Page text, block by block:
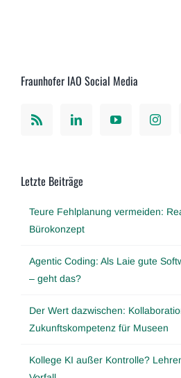
Fraunhofer IAO Social Media
Letzte Beiträge
Teure Fehlplanung vermeiden:
Bürokonzept
Agentic Coding: Als Laie gute
– geht das?
Der Wert dazwischen:
Zukunftskompetenz für Museen
Kollege KI außer Kontrolle?